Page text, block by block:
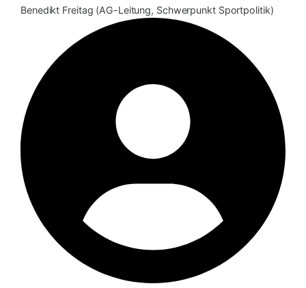
Benedikt Freitag (AG-Leitung, Schwerpunkt Sportpolitik)